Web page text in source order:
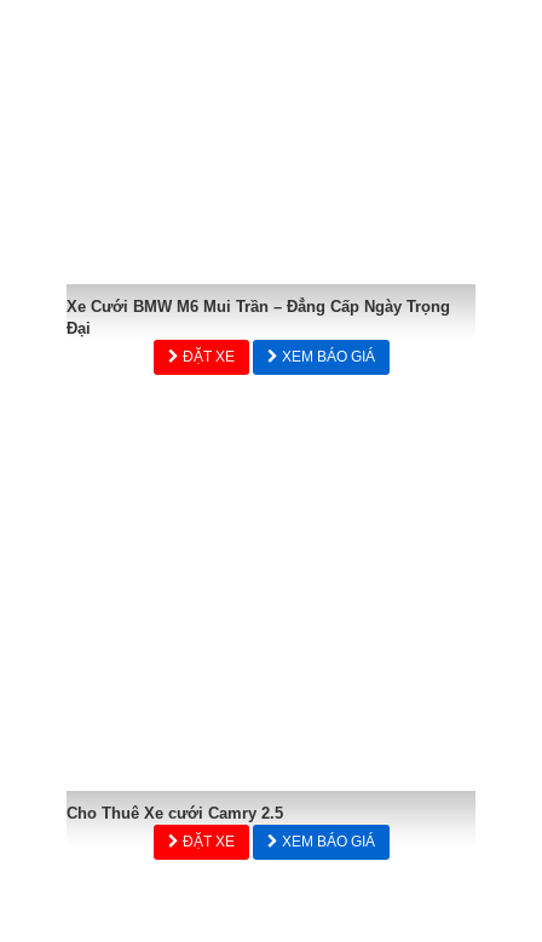
Xe Cưới BMW M6 Mui Trần – Đẳng Cấp Ngày Trọng
Đại
ĐẶT XE XEM BÁO GIÁ
Cho Thuê Xe cưới Camry 2.5
ĐẶT XE XEM BÁO GIÁ